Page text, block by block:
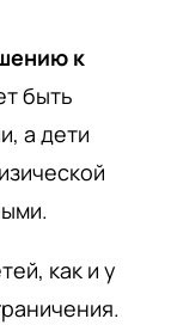
к
быть
а дети
как и у